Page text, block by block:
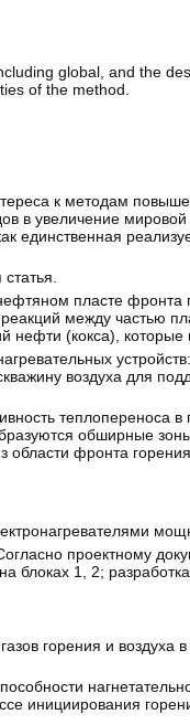
global, and the
of the method.
к методам
в увеличение
единственная
пласте фронта
реакций между частью
нефти (кокса), которые
устройств:
воздуха для
теплопереноса в
обширные
фронта
проектному
блоках 1, 2;
горения и
инициирования